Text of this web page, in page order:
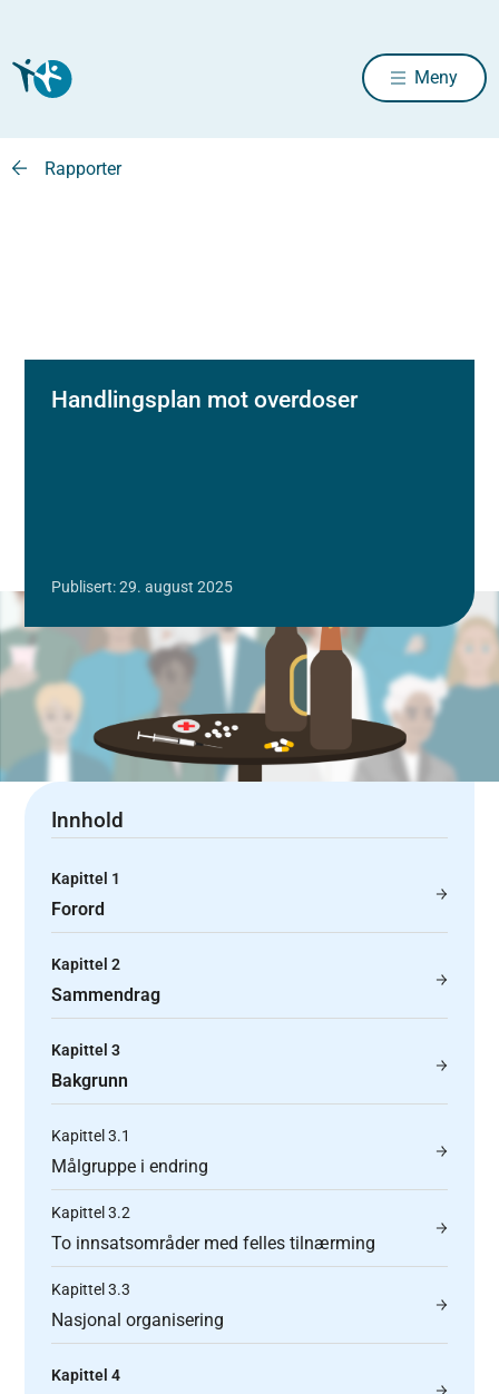
Meny
Rapporter
Handlingsplan mot overdoser
Publisert: 29. august 2025
Innhold
Kapittel 1
Forord
Kapittel 2
Sammendrag
Kapittel 3
Bakgrunn
Kapittel 3.1
Målgruppe i endring
Kapittel 3.2
To innsatsområder med felles tilnærming
Kapittel 3.3
Nasjonal organisering
Kapittel 4